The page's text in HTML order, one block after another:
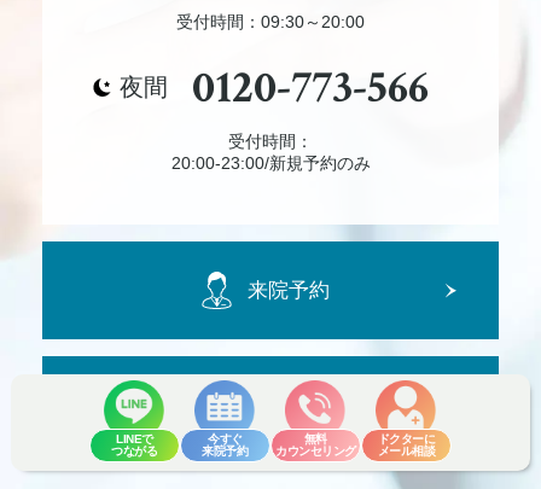
LINEで
つながる
今すぐ
来院予約
無料
カウンセリング
ドクターに
メール相談
受付時間：09:30～20:00
夜間 0120-773-566
受付時間：
20:00-23:00/新規予約のみ
来院予約
ご相談・お問合せ